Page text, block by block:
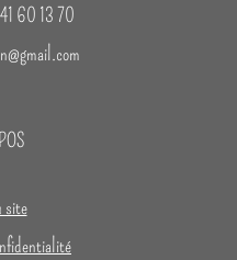
60 13 70
site